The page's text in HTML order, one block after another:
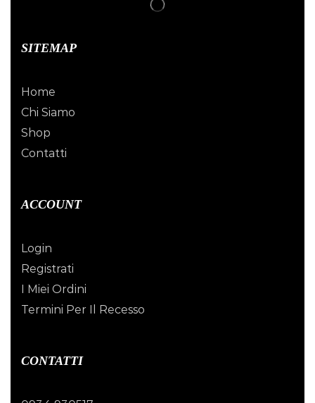
SITEMAP
Home
Chi Siamo
Shop
Contatti
ACCOUNT
Login
Registrati
I Miei Ordini
Termini Per Il Recesso
CONTATTI